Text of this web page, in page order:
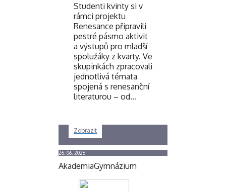
Studenti kvinty si v
rámci projektu
Renesance připravili
pestré pásmo aktivit
a výstupů pro mladší
spolužáky z kvarty. Ve
skupinkách zpracovali
jednotlivá témata
spojená s renesanční
literaturou – od…
Zobrazit
26. 06. 2026
AkademiaGymnázium